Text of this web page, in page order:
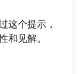
这个提示，
和见解。